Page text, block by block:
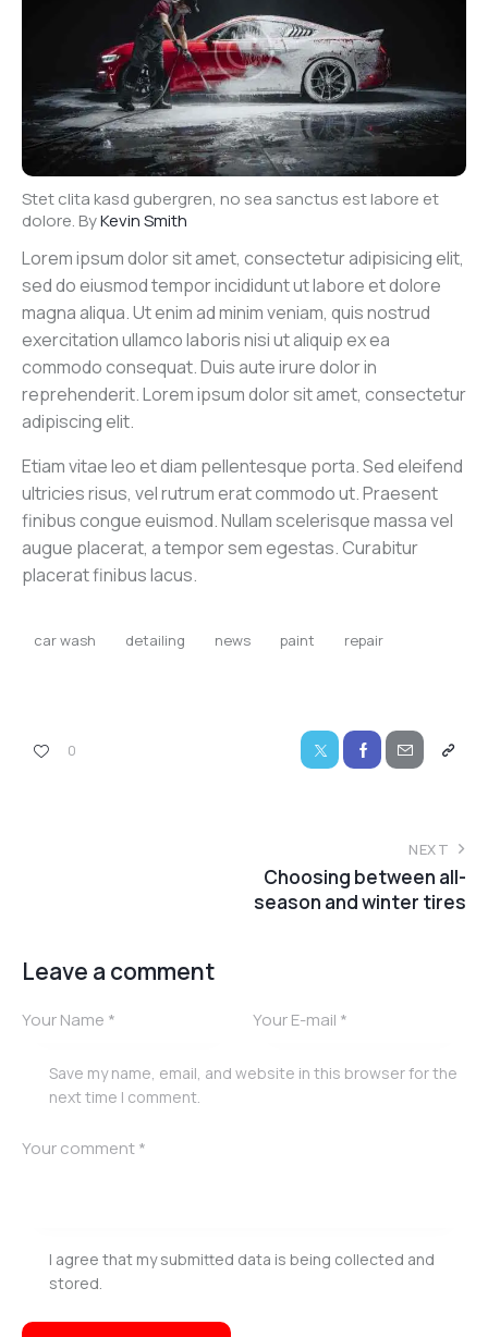
Stet clita kasd gubergren, no sea sanctus est labore et
dolore. ByKevin Smith
Lorem ipsum dolor sit amet, consectetur adipisicing elit,
sed do eiusmod tempor incididunt ut labore et dolore
magna aliqua. Ut enim ad minim veniam, quis nostrud
exercitation ullamco laboris nisi ut aliquip ex ea
commodo consequat. Duis aute irure dolor in
reprehenderit. Lorem ipsum dolor sit amet, consectetur
adipiscing elit.
Etiam vitae leo et diam pellentesque porta. Sed eleifend
ultricies risus, vel rutrum erat commodo ut. Praesent
finibus congue euismod. Nullam scelerisque massa vel
augue placerat, a tempor sem egestas. Curabitur
placerat finibus lacus.
car wash detailing news paint repair
0
NEXT
Choosing between all-
season and winter tires
Leave a comment
Save my name, email, and website in this browser for the
next time I comment.
I agree that my submitted data is being collected and
stored.